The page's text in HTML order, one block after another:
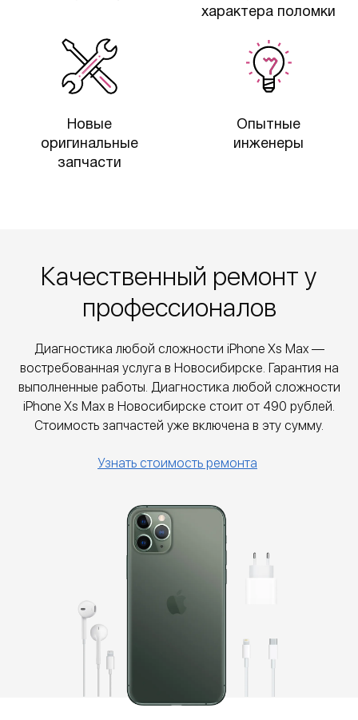
характера поломки
Новые
оригинальные
запчасти
Опытные
инженеры
Качественный ремонт у
профессионалов
Диагностика любой сложности iPhone Xs Max —
востребованная услуга в Новосибирске. Гарантия на
выполненные работы. Диагностика любой сложности
iPhone Xs Max в Новосибирске стоит от 490 рублей.
Стоимость запчастей уже включена в эту сумму.
Узнать стоимость ремонта